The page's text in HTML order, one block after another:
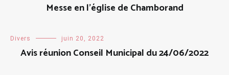
Messe en l’église de Chamborand
Divers juin 20, 2022
Avis réunion Conseil Municipal du 24/06/2022